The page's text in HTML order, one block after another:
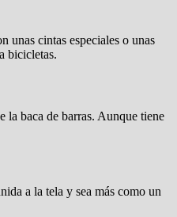
unas cintas especiales o unas
bicicletas.
la baca de barras. Aunque tiene
a la tela y sea más como un